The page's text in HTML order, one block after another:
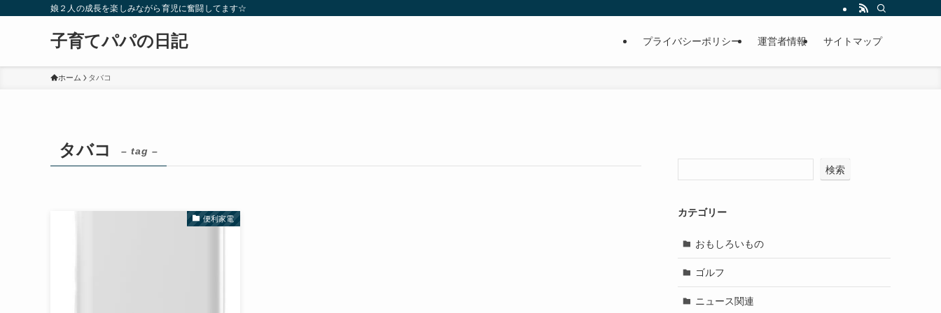
娘２人の成長を楽しみながら育児に奮闘してます☆
子育てパパの日記 プライバシーポリシー 運営者情報 サイトマップ
ホーム タバコ
タバコ – tag –
便利家電
検索
カテゴリー
おもしろいもの
ゴルフ
ニュース関連